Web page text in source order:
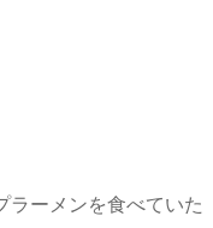
ラーメンを食べていた